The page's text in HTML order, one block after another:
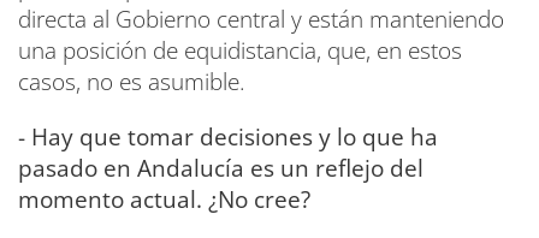
directa al Gobierno central y están manteniendo
una posición de equidistancia, que, en estos
casos, no es asumible.
- Hay que tomar decisiones y lo que ha
pasado en Andalucía es un reflejo del
momento actual. ¿No cree?